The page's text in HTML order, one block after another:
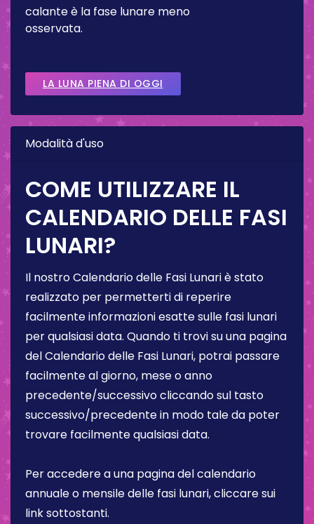
calante è la fase lunare meno
osservata.
LA LUNA PIENA DI OGGI
Modalità d'uso
COME UTILIZZARE IL
CALENDARIO DELLE FASI
LUNARI?
Il nostro Calendario delle Fasi Lunari è stato
realizzato per permetterti di reperire
facilmente informazioni esatte sulle fasi lunari
per qualsiasi data. Quando ti trovi su una pagina
del Calendario delle Fasi Lunari, potrai passare
facilmente al giorno, mese o anno
precedente/successivo cliccando sul tasto
successivo/precedente in modo tale da poter
trovare facilmente qualsiasi data.
Per accedere a una pagina del calendario
annuale o mensile delle fasi lunari, cliccare sui
link sottostanti.